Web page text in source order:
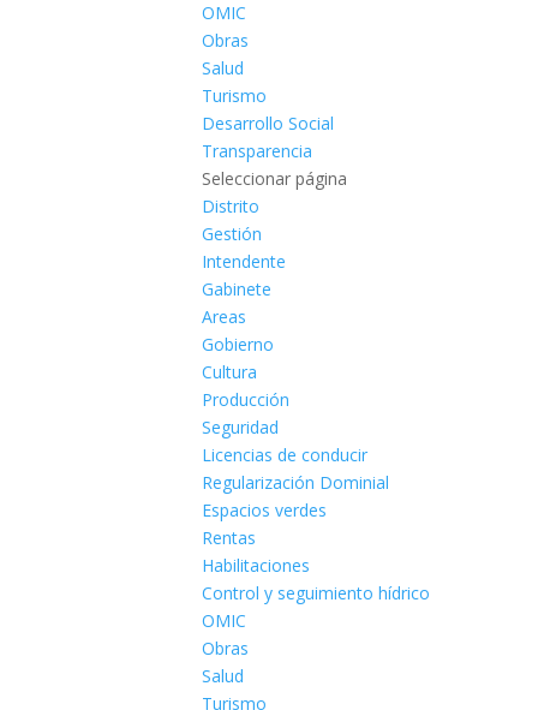
OMIC
Obras
Salud
Turismo
Desarrollo Social
Transparencia
Seleccionar página
Distrito
Gestión
Intendente
Gabinete
Areas
Gobierno
Cultura
Producción
Seguridad
Licencias de conducir
Regularización Dominial
Espacios verdes
Rentas
Habilitaciones
Control y seguimiento hídrico
OMIC
Obras
Salud
Turismo